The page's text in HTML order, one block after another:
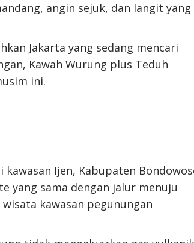
angin sejuk, dan langit yang
Jakarta yang sedang mencari
Kawah Wurung plus Teduh
ini.
Ijen, Kabupaten
yang sama dengan jalur menuju
kawasan pegunungan